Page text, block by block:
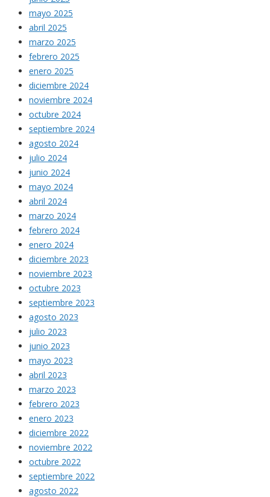
mayo 2025
abril 2025
marzo 2025
febrero 2025
enero 2025
diciembre 2024
noviembre 2024
octubre 2024
septiembre 2024
agosto 2024
julio 2024
junio 2024
mayo 2024
abril 2024
marzo 2024
febrero 2024
enero 2024
diciembre 2023
noviembre 2023
octubre 2023
septiembre 2023
agosto 2023
julio 2023
junio 2023
mayo 2023
abril 2023
marzo 2023
febrero 2023
enero 2023
diciembre 2022
noviembre 2022
octubre 2022
septiembre 2022
agosto 2022